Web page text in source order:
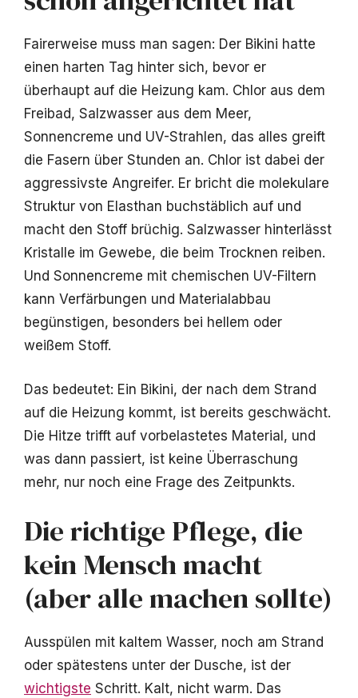
Fairerweise muss man sagen: Der Bikini hatte
einen harten Tag hinter sich, bevor er
überhaupt auf die Heizung kam. Chlor aus dem
Freibad, Salzwasser aus dem Meer,
Sonnencreme und UV-Strahlen, das alles greift
die Fasern über Stunden an. Chlor ist dabei der
aggressivste Angreifer. Er bricht die molekulare
Struktur von Elasthan buchstäblich auf und
macht den Stoff brüchig. Salzwasser hinterlässt
Kristalle im Gewebe, die beim Trocknen reiben.
Und Sonnencreme mit chemischen UV-Filtern
kann Verfärbungen und Materialabbau
begünstigen, besonders bei hellem oder
weißem Stoff.
Das bedeutet: Ein Bikini, der nach dem Strand
auf die Heizung kommt, ist bereits geschwächt.
Die Hitze trifft auf vorbelastetes Material, und
was dann passiert, ist keine Überraschung
mehr, nur noch eine Frage des Zeitpunkts.
Die richtige Pflege, die
kein Mensch macht
(aber alle machen sollte)
Ausspülen mit kaltem Wasser, noch am Strand
oder spätestens unter der Dusche, ist der
wichtigste Schritt. Kalt, nicht warm. Das